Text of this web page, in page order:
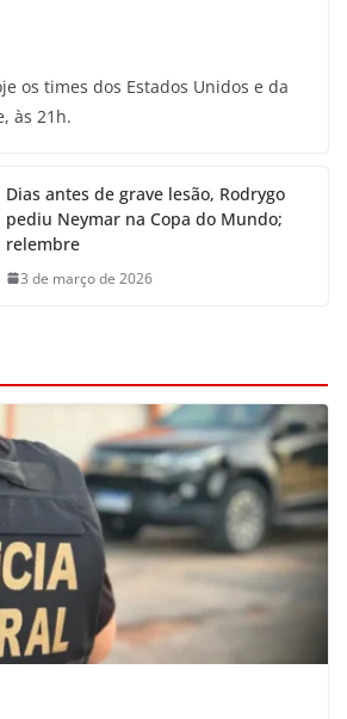
os times dos Estados Unidos e da
às 21h.
Dias antes de grave lesão, Rodrygo
pediu Neymar na Copa do Mundo;
relembre
3 de março de 2026